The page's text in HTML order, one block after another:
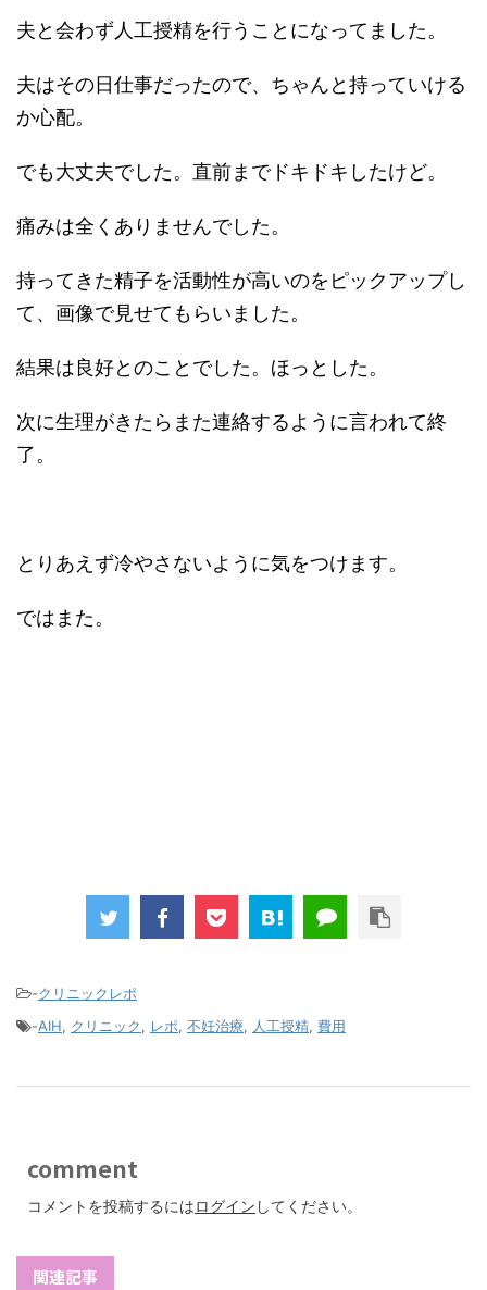
夫と会わず人工授精を行うことになってました。
夫はその日仕事だったので、ちゃんと持っていける
か心配。
でも大丈夫でした。直前までドキドキしたけど。
痛みは全くありませんでした。
持ってきた精子を活動性が高いのをピックアップし
て、画像で見せてもらいました。
結果は良好とのことでした。ほっとした。
次に生理がきたらまた連絡するように言われて終
了。
とりあえず冷やさないように気をつけます。
ではまた。
-クリニックレポ
-AIH, クリニック, レポ, 不妊治療, 人工授精, 費用
comment
コメントを投稿するにはログイン してください。
関連記事